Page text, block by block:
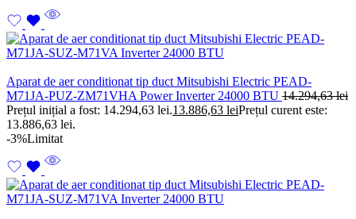
Aparat de aer conditionat tip duct Mitsubishi Electric PEAD-
M71JA-PUZ-ZM71VHA Power Inverter 24000 BTU 14.294,63lei
Prețul inițial a fost: 14.294,63 lei.13.886,63 leiPrețul curent este:
13.886,63 lei.
-3%Limitat